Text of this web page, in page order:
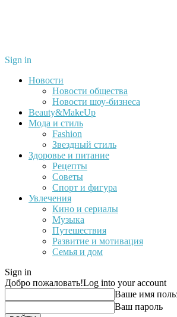
Sign in
Новости
Новости общества
Новости шоу-бизнеса
Beauty&MakeUp
Мода и стиль
Fashion
Звездный стиль
Здоровье и питание
Рецепты
Советы
Спорт и фигура
Увлечения
Кино и сериалы
Музыка
Путешествия
Развитие и мотивация
Семья и дом
Sign in
Добро пожаловать!Log into your account
Ваше имя
Ваш пароль